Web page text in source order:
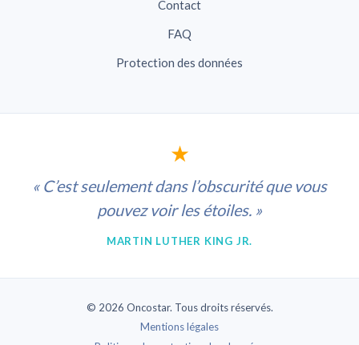
Contact
FAQ
Protection des données
★
« C’est seulement dans l’obscurité que vous
pouvez voir les étoiles. »
MARTIN LUTHER KING JR.
© 2026 Oncostar. Tous droits réservés.
Mentions légales